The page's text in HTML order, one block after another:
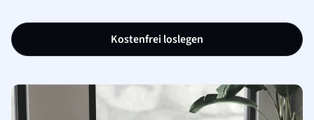
Kostenfrei loslegen